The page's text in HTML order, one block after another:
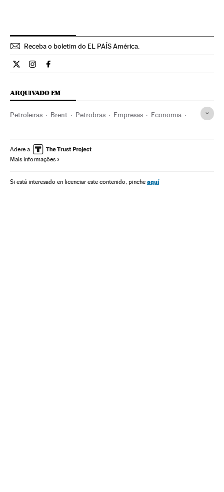
Receba o boletim do EL PAÍS América.
Economia El País Brasil en Twitter
Economia El País Brasil en Instagram
Economia El País Brasil en Facebook
ARQUIVADO EM
Petroleiras Brent Petrobras Empresas Economia
Combustíveis Energia não renovável
Indústria Energia
Adere a
Mais informações
Si está interesado en licenciar este contenido, pinche aquí